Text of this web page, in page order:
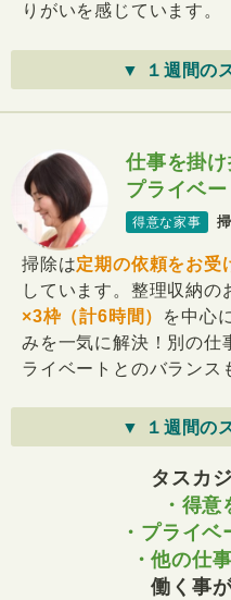
りがいを感じています。
▼ １週間の
仕事を掛け
プライベ
得意な家事
掃除は定期の依頼をお受
しています。整理収納の
×3枠（計6時間）
を中心
みを一気に解決！別の仕
ライベートとのバランス
▼ １週間の
タスカ
・得
・プライ
・他の仕
働く事